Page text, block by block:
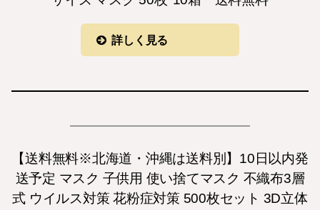
詳しく見る
【送料無料※北海道・沖縄は送料別】10日以内発
送予定 マスク 子供用 使い捨てマスク 不織布3層
式 ウイルス対策 花粉症対策 500枚セット 3D立体